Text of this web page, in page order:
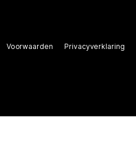
Voorwaarden Privacyverklaring